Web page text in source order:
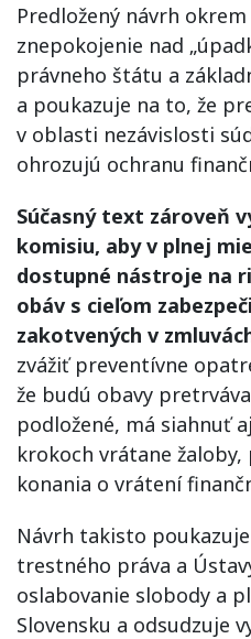
Predložený návrh
znepokojenie nad
právneho štátu a
a poukazuje na to, že
v oblasti nezávislosti
ohrozujú ochranu
Súčasný text zároveň
komisiu, aby v plnej
dostupné nástroje na
obáv s cieľom
zakotvených v
zvážiť preventívne
že budú obavy
podložené, má siahnuť
krokoch vrátane
konania o vrátení
Návrh takisto
trestného práva a
oslabovanie slobody a
Slovensku a odsudzuje